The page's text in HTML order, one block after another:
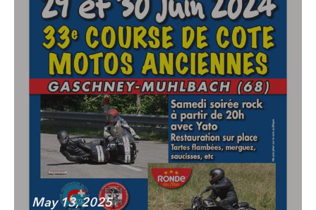
May 13, 2025